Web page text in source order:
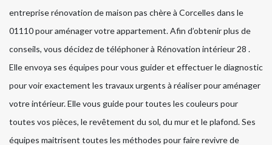
entreprise rénovation de maison pas chère à Corcelles dans le
01110 pour aménager votre appartement. Afin d’obtenir plus de
conseils, vous décidez de téléphoner à Rénovation intérieur 28 .
Elle envoya ses équipes pour vous guider et effectuer le diagnostic
pour voir exactement les travaux urgents à réaliser pour aménager
votre intérieur. Elle vous guide pour toutes les couleurs pour
toutes vos pièces, le revêtement du sol, du mur et le plafond. Ses
équipes maitrisent toutes les méthodes pour faire revivre de